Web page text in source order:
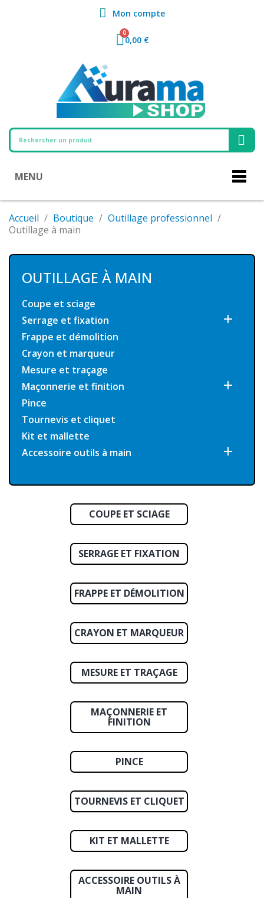
Mon compte
0,00 €
MENU
Accueil Boutique
Outillage professionnel
Outillage à main
OUTILLAGE À MAIN
Coupe et sciage
Serrage et fixation

Frappe et démolition
Crayon et marqueur
Mesure et traçage
Maçonnerie et finition

Pince
Tournevis et cliquet
Kit et mallette
Accessoire outils à main

COUPE ET SCIAGE
SERRAGE ET FIXATION
FRAPPE ET DÉMOLITION
CRAYON ET MARQUEUR
MESURE ET TRAÇAGE
MAÇONNERIE ET
FINITION
PINCE
TOURNEVIS ET CLIQUET
KIT ET MALLETTE
ACCESSOIRE OUTILS À
MAIN